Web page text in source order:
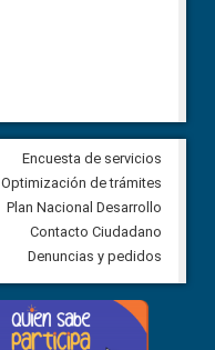
Veeduría Ciudadana para
construcción del asfaltado de
Ballenita del cantón Santa
7 agosto, 2026
Next
Encuesta de servicios
Optimización de trámites
Plan Nacional Desarrollo
Contacto Ciudadano
Denuncias y pedidos